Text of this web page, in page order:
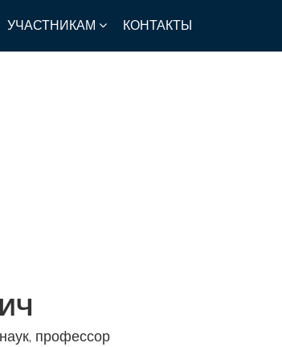
УЧАСТНИКАМ КОНТАКТЫ
профессор